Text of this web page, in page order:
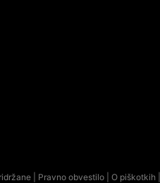
| Pravno obvestilo O piškotkih